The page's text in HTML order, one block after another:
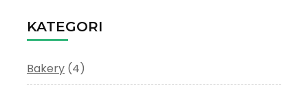
KATEGORI
Bakery (4)